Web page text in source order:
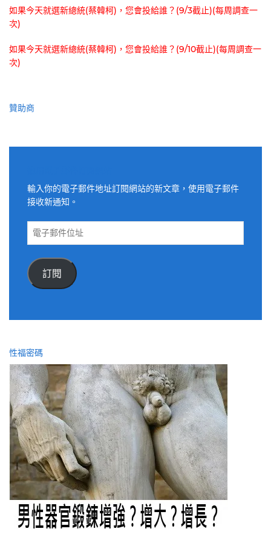
如果今天就選新總統(蔡韓柯)，您會投給誰？(9/3截止)(每周調查一
次)
如果今天就選新總統(蔡韓柯)，您會投給誰？(9/10截止)(每周調查一
次)
贊助商
輸入你的電子郵件地址訂閱網站的新文章，使用電子郵件
接收新通知。
電
件
位
訂閱
性福密碼